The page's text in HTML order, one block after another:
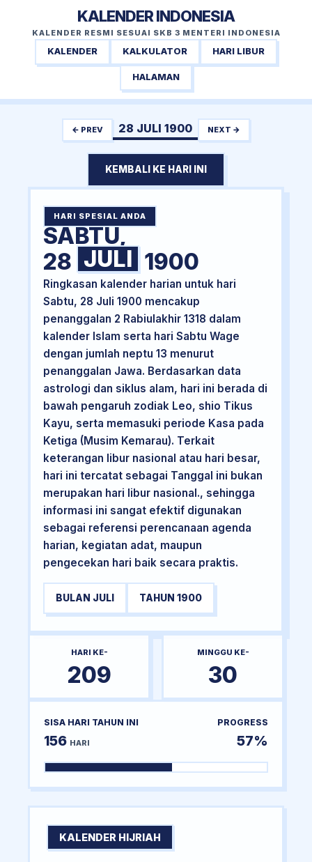
KALENDER INDONESIA
KALENDER RESMI SESUAI SKB 3 MENTERI INDONESIA
KALENDER KALKULATOR HARI LIBUR
HALAMAN
← PREV 28 JULI 1900 NEXT →
KEMBALI KE HARI INI
HARI SPESIAL ANDA
SABTU,
28 JULI 1900
Ringkasan kalender harian untuk hari
Sabtu, 28 Juli 1900 mencakup
penanggalan 2 Rabiulakhir 1318 dalam
kalender Islam serta hari Sabtu Wage
dengan jumlah neptu 13 menurut
penanggalan Jawa. Berdasarkan data
astrologi dan siklus alam, hari ini berada di
bawah pengaruh zodiak Leo, shio Tikus
Kayu, serta memasuki periode Kasa pada
Ketiga (Musim Kemarau). Terkait
keterangan libur nasional atau hari besar,
hari ini tercatat sebagai Tanggal ini bukan
merupakan hari libur nasional., sehingga
informasi ini sangat efektif digunakan
sebagai referensi perencanaan agenda
harian, kegiatan adat, maupun
pengecekan hari baik secara praktis.
BULAN JULI TAHUN 1900
HARI KE-
209
MINGGU KE-
30
SISA HARI TAHUN INI
156 HARI
PROGRESS
57%
KALENDER HIJRIAH